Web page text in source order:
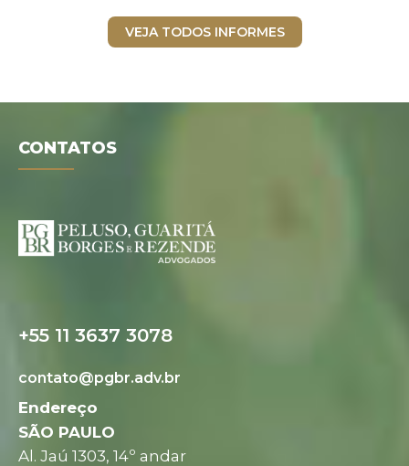
VEJA TODOS INFORMES
CONTATOS
+55 11 3637 3078
contato@pgbr.adv.br
Endereço
SÃO PAULO
Al. Jaú 1303, 14º andar